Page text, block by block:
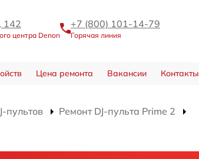
142
центра Denon
+7 (800) 101-14-79
Горячая линия
Цена ремонта Вакансии Контакты
пультов
Ремонт DJ-пульта Prime 2